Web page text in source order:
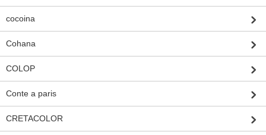
cocoina
Cohana
COLOP
Conte a paris
CRETACOLOR